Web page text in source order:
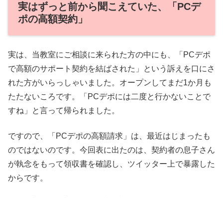
実はずっと前から聞こえていた、「PCデ
ポの高額契約」
実は、当教室にご相談に来られた方の中にも、「PCデポ
で高額のサポート契約を結ばされた」という訴えを口にさ
れた方がいらっしゃいました。オープンしてまだ1か月も
たたないころです。「PCデポには二度と行かないことで
すね」と言って帰られました。
ですので、「PCデポの高額請求」は、最近はじまったも
のではないのです。今回表に出たのは、契約者の息子さん
が執念をもって領収書を確認し、ツイッター上で暴露した
からです。